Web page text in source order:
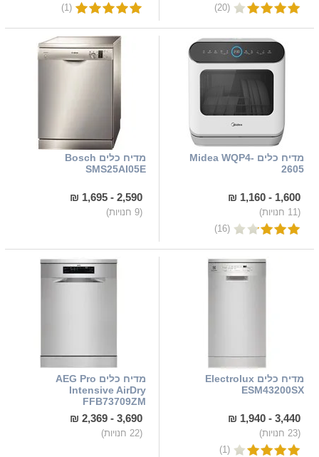
(20)
(1)
מדיח כלים Midea WQP4-
2605
1,600 - 1,160 ₪
(11 חנויות)
(16)
מדיח כלים Bosch
SMS25AI05E
2,590 - 1,695 ₪
(9 חנויות)
מדיח כלים Electrolux
ESM43200SX
3,440 - 1,940 ₪
(23 חנויות)
(1)
מדיח כלים AEG Pro
Intensive AirDry
FFB73709ZM
3,690 - 2,369 ₪
(22 חנויות)